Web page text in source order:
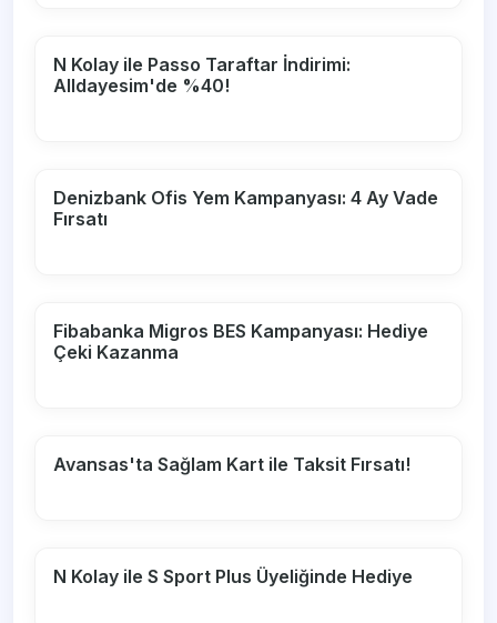
N Kolay ile Passo Taraftar İndirimi:
Alldayesim'de %40!
Denizbank Ofis Yem Kampanyası: 4 Ay Vade
Fırsatı
Fibabanka Migros BES Kampanyası: Hediye
Çeki Kazanma
Avansas'ta Sağlam Kart ile Taksit Fırsatı!
N Kolay ile S Sport Plus Üyeliğinde Hediye